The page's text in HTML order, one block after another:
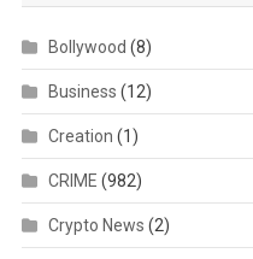
Bollywood (8)
Business (12)
Creation (1)
CRIME (982)
Crypto News (2)